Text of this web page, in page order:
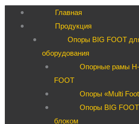
Главная
Продукция
Опоры BIG FOOT
оборудования
Опорные рамы
FOOT
Опоры «Multi
Опоры BIG
блоком